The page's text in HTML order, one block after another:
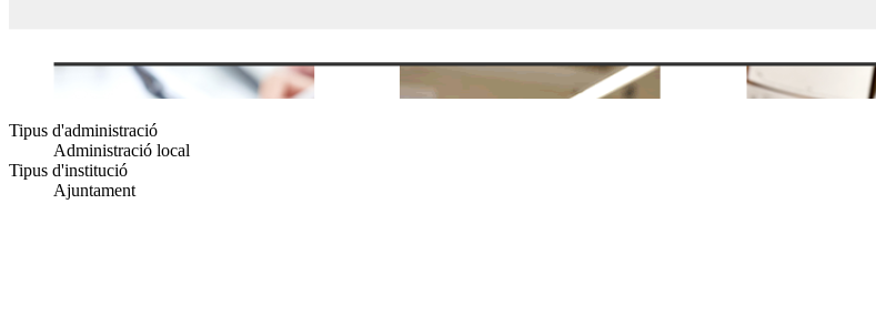
Tipus d'administració
Administració local
Tipus d'institució
Ajuntament